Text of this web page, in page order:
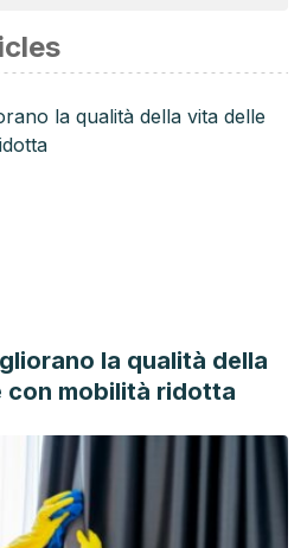
F., Fernandes R., Retondario A., et
approach to stop hypertension
overweight and obesity in
review. Clin Nutr ESPEN, 2018.
maximal strength,
and cardiovascular risk
males. J Transl Med, 2016.
S., Position of the academy of
diets. Journal of the
Dietetics, 2016.
N., Cardio metabolic
la qualità della
con mobilità ridotta